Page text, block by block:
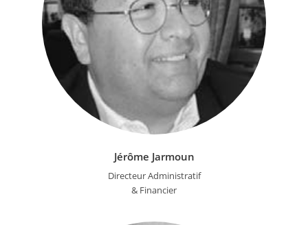
Jérôme Jarmoun
Directeur Administratif
& Financier